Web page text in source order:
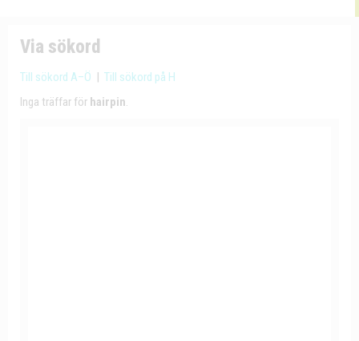
Via sökord
Till sökord A–Ö | Till sökord på H
Inga träffar för hairpin.